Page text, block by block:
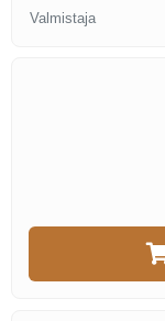
Valmistaja